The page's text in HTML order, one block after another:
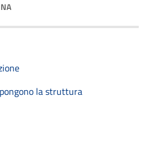
la struttura